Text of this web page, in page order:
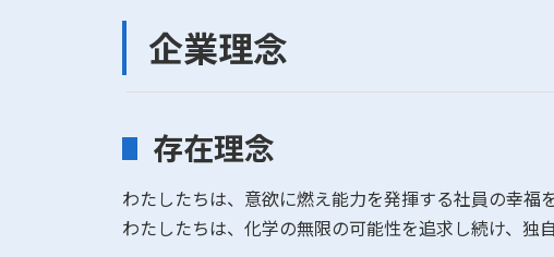
企業理念
存在理念
わたしたちは、意欲に燃え能力を発揮する社員の幸福
わたしたちは、化学の無限の可能性を追求し続け、独